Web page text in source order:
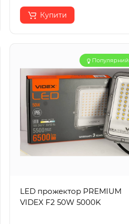
Купити
Популярний
LED прожектор PREMIUM
VIDEX F2 50W 5000K